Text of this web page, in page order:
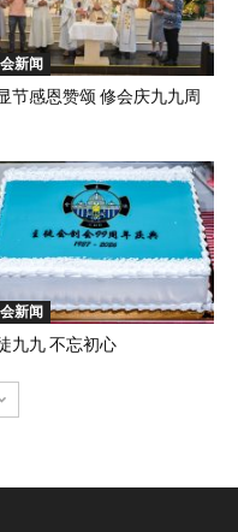
新闻
节感恩赞颂 修会庆九九周
新闻
九九 不忘初心